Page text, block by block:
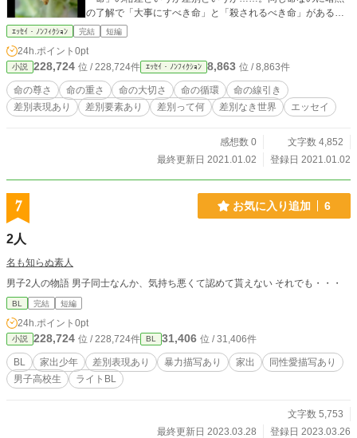
の了解で「大事にすべき命」と「殺されるべき命」がある。
なぜ人は、限定的で差別的な概念に対して「命」という壮大
を乱用している。
ｴｯｾｲ・ﾉﾝﾌｨｸｼｮﾝ 完結 短編
24h.ポイント 0pt
小説 228,724 位 / 228,724件 ｴｯｾｲ・ﾉﾝﾌｨｸｼｮﾝ 8,863 位 / 8,863件
命の尊さ 命の重さ 命の大切さ 命の循環
命の線引き
差別表現あり
差別要素あり 差別って何 差別なき世界 エッセイ
感想数 0
文字数 4,852
最終更新日 2021.01.02
登録日 2021.01.02
7 お気に入り追加 6
2人
名も知らぬ素人
男子2人の物語 男子同士なんか、気持ち悪くて認めて貰えない それでも・・・
BL 完結 短編
24h.ポイント 0pt
小説 228,724 位 / 228,724件 BL 31,406 位 / 31,406件
BL 家出少年 差別表現あり 暴力描写あり 家出
同性愛描写あり
男子高校生
ライトBL
文字数 5,753
最終更新日 2023.03.28
登録日 2023.03.26